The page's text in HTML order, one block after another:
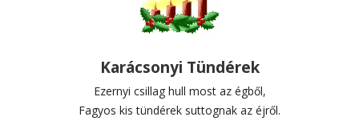
Karácsonyi Tündérek
Ezernyi csillag hull most az égből,
Fagyos kis tündérek suttognak az éjről.